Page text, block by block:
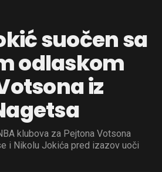
suočen sa
odlaskom
iz
klubova za Pejtona Votsona
i Nikolu Jokića pred izazov uoči